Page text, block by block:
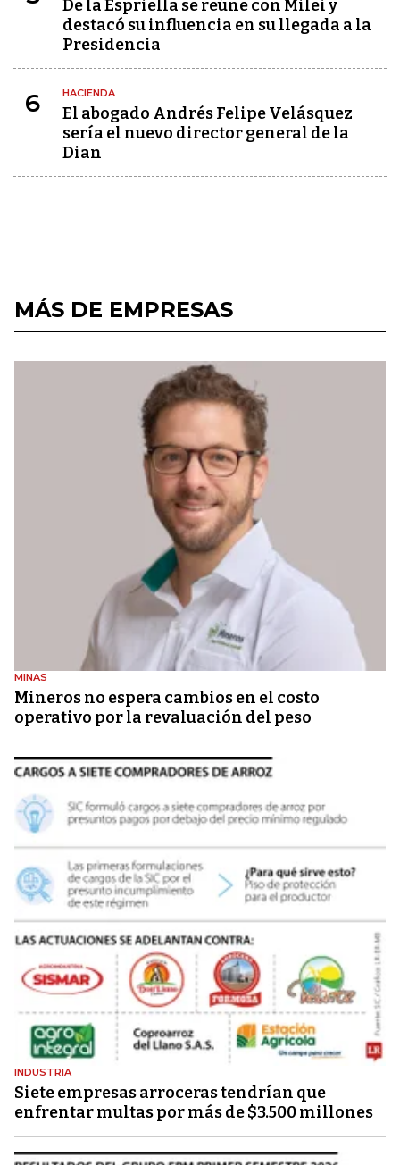
De la Espriella se reúne con Milei y
destacó su influencia en su llegada a la
Presidencia
6 HACIENDA
El abogado Andrés Felipe Velásquez
sería el nuevo director general de la
Dian
MÁS DE EMPRESAS
MINAS
Mineros no espera cambios en el costo
operativo por la revaluación del peso
INDUSTRIA
Siete empresas arroceras tendrían que
enfrentar multas por más de $3.500 millones